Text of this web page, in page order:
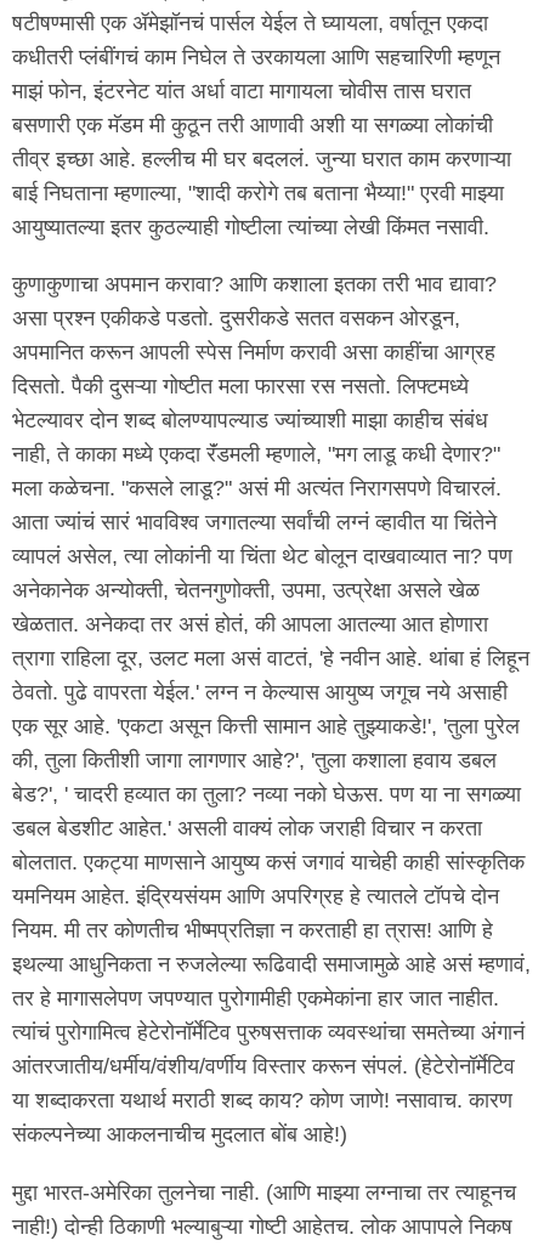
षटीषण्मासी एक ॲमेझॉनचं पार्सल येईल ते घ्यायला, वर्षातून एकदा
कधीतरी प्लंबींगचं काम निघेल ते उरकायला आणि सहचारिणी म्हणून
माझं फोन, इंटरनेट यांत अर्धा वाटा मागायला चोवीस तास घरात
बसणारी एक मॅडम मी कुठून तरी आणावी अशी या सगळ्या लोकांची
तीव्र इच्छा आहे. हल्लीच मी घर बदललं. जुन्या घरात काम करणाऱ्या
बाई निघताना म्हणाल्या, "शादी करोगे तब बताना भैय्या!" एरवी माझ्या
आयुष्यातल्या इतर कुठल्याही गोष्टीला त्यांच्या लेखी किंमत नसावी.
कुणाकुणाचा अपमान करावा? आणि कशाला इतका तरी भाव द्यावा?
असा प्रश्न एकीकडे पडतो. दुसरीकडे सतत वसकन ओरडून,
अपमानित करून आपली स्पेस निर्माण करावी असा काहींचा आग्रह
दिसतो. पैकी दुसऱ्या गोष्टीत मला फारसा रस नसतो. लिफ्टमध्ये
भेटल्यावर दोन शब्द बोलण्यापल्याड ज्यांच्याशी माझा काहीच संबंध
नाही, ते काका मध्ये एकदा रॅंडमली म्हणाले, "मग लाडू कधी देणार?"
मला कळेचना. "कसले लाडू?" असं मी अत्यंत निरागसपणे विचारलं.
आता ज्यांचं सारं भावविश्व जगातल्या सर्वांची लग्नं व्हावीत या चिंतेने
व्यापलं असेल, त्या लोकांनी या चिंता थेट बोलून दाखवाव्यात ना? पण
अनेकानेक अन्योक्ती, चेतनगुणोक्ती, उपमा, उत्प्रेक्षा असले खेळ
खेळतात. अनेकदा तर असं होतं, की आपला आतल्या आत होणारा
त्रागा राहिला दूर, उलट मला असं वाटतं, 'हे नवीन आहे. थांबा हं लिहून
ठेवतो. पुढे वापरता येईल.' लग्न न केल्यास आयुष्य जगूच नये असाही
एक सूर आहे. 'एकटा असून कित्ती सामान आहे तुझ्याकडे!', 'तुला पुरेल
की, तुला कितीशी जागा लागणार आहे?', 'तुला कशाला हवाय डबल
बेड?', ' चादरी हव्यात का तुला? नव्या नको घेऊस. पण या ना सगळ्या
डबल बेडशीट आहेत.' असली वाक्यं लोक जराही विचार न करता
बोलतात. एकट्या माणसाने आयुष्य कसं जगावं याचेही काही सांस्कृतिक
यमनियम आहेत. इंद्रियसंयम आणि अपरिग्रह हे त्यातले टॉपचे दोन
नियम. मी तर कोणतीच भीष्मप्रतिज्ञा न करताही हा त्रास! आणि हे
इथल्या आधुनिकता न रुजलेल्या रूढिवादी समाजामुळे आहे असं म्हणावं,
तर हे मागासलेपण जपण्यात पुरोगामीही एकमेकांना हार जात नाहीत.
त्यांचं पुरोगामित्व हेटेरोनॉर्मेटिव पुरुषसत्ताक व्यवस्थांचा समतेच्या अंगानं
आंतरजातीय/धर्मीय/वंशीय/वर्णीय विस्तार करून संपलं. (हेटेरोनॉर्मेटिव
या शब्दाकरता यथार्थ मराठी शब्द काय? कोण जाणे! नसावाच. कारण
संकल्पनेच्या आकलनाचीच मुदलात बोंब आहे!)
मुद्दा भारत-अमेरिका तुलनेचा नाही. (आणि माझ्या लग्नाचा तर त्याहूनच
नाही!) दोन्ही ठिकाणी भल्याबुऱ्या गोष्टी आहेतच. लोक आपापले निकष